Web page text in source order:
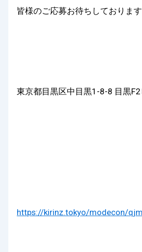
皆様のご応募お待ちしております
東京都目黒区中目黒1-8-8 目黒
https://kirinz.tokyo/modecon/